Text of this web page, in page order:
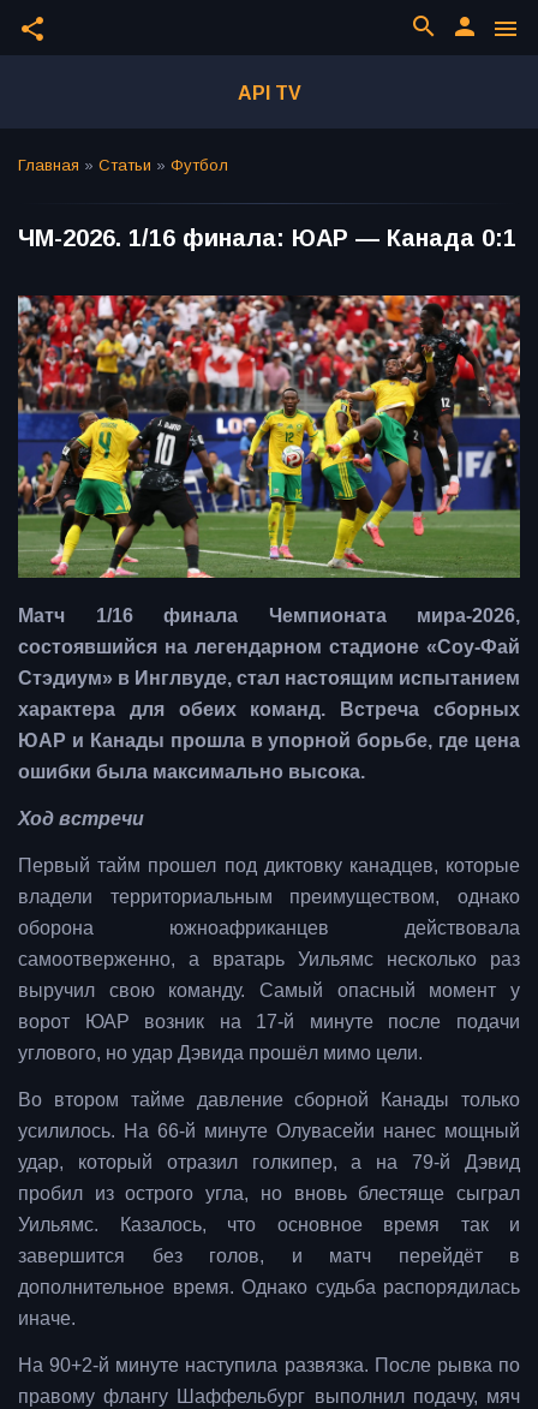
share menu
person
search
API TV
Главная » Статьи » Футбол
ЧМ-2026. 1/16 финала: ЮАР — Канада 0:1
Матч 1/16 финала Чемпионата мира-2026,
состоявшийся на легендарном стадионе «Соу-Фай
Стэдиум» в Инглвуде, стал настоящим испытанием
характера для обеих команд. Встреча сборных
ЮАР и Канады прошла в упорной борьбе, где цена
ошибки была максимально высока.
Ход встречи
Первый тайм прошел под диктовку канадцев, которые
владели территориальным преимуществом, однако
оборона южноафриканцев действовала
самоотверженно, а вратарь Уильямс несколько раз
выручил свою команду. Самый опасный момент у
ворот ЮАР возник на 17-й минуте после подачи
углового, но удар Дэвида прошёл мимо цели.
Во втором тайме давление сборной Канады только
усилилось. На 66-й минуте Олувасейи нанес мощный
удар, который отразил голкипер, а на 79-й Дэвид
пробил из острого угла, но вновь блестяще сыграл
Уильямс. Казалось, что основное время так и
завершится без голов, и матч перейдёт в
дополнительное время. Однако судьба распорядилась
иначе.
На 90+2-й минуте наступила развязка. После рывка по
правому флангу Шаффельбург выполнил подачу, мяч